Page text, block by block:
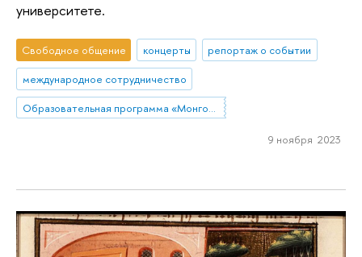
университете.
Свободное общение концерты
репортаж о событии
международное сотрудничество
9 ноября 2023